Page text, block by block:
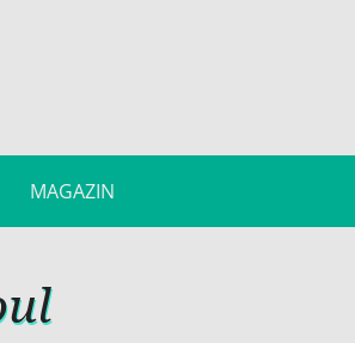
MAGAZIN